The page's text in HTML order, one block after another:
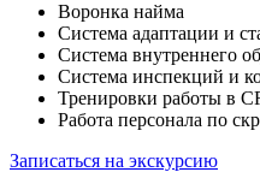
Воронка найма
Система адаптации и
Система внутреннего
Система инспекций и
Тренировки работы в
Работа персонала по
Записаться на экскурсию